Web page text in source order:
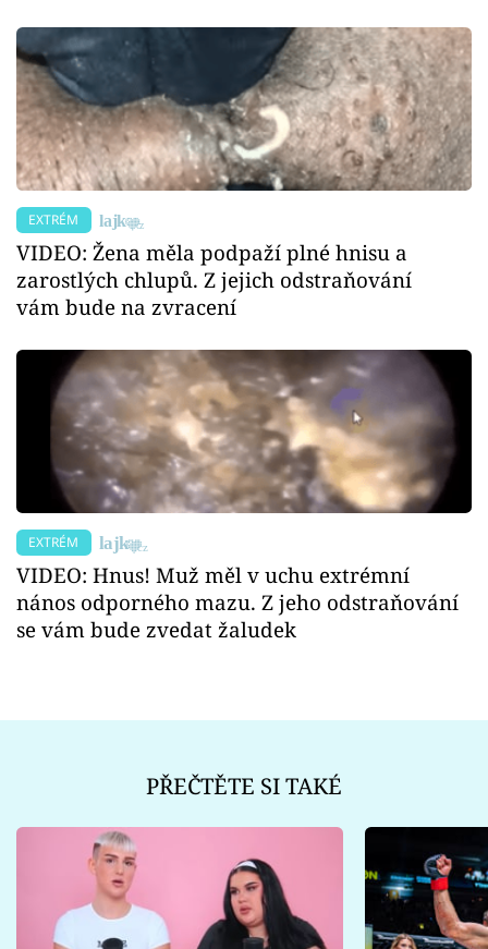
EXTRÉM
VIDEO: Žena měla podpaží plné hnisu a
zarostlých chlupů. Z jejich odstraňování
vám bude na zvracení
EXTRÉM
VIDEO: Hnus! Muž měl v uchu extrémní
nános odporného mazu. Z jeho odstraňování
se vám bude zvedat žaludek
PŘEČTĚTE SI TAKÉ